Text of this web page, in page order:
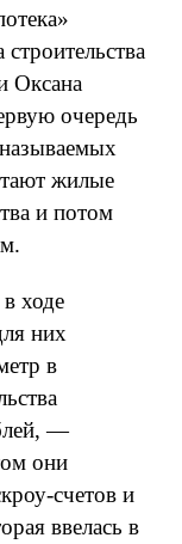
Оксана
очередь
жилые
и потом
ходе
них
в
—
они
счетов и
ввелась в